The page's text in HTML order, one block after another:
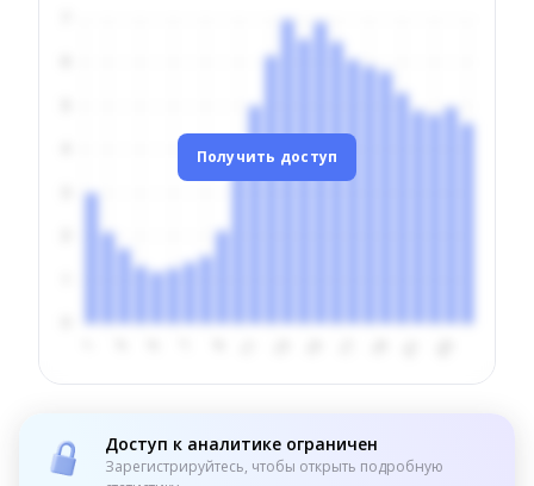
Получить доступ
Доступ к аналитике ограничен
Зарегистрируйтесь, чтобы открыть подробную